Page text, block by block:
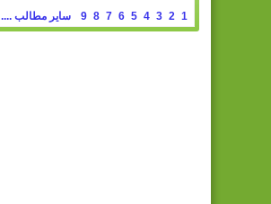
1
2
3
4
5
6
7
8
9 سایر مطالب ....